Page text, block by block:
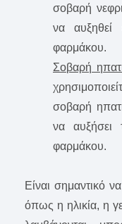
σοβαρή
να αυξηθεί
φαρμάκου.
Σοβαρή
σοβαρή
να αυξήσει
φαρμάκου.
Είναι σημαντικό
όπως η ηλικία, η